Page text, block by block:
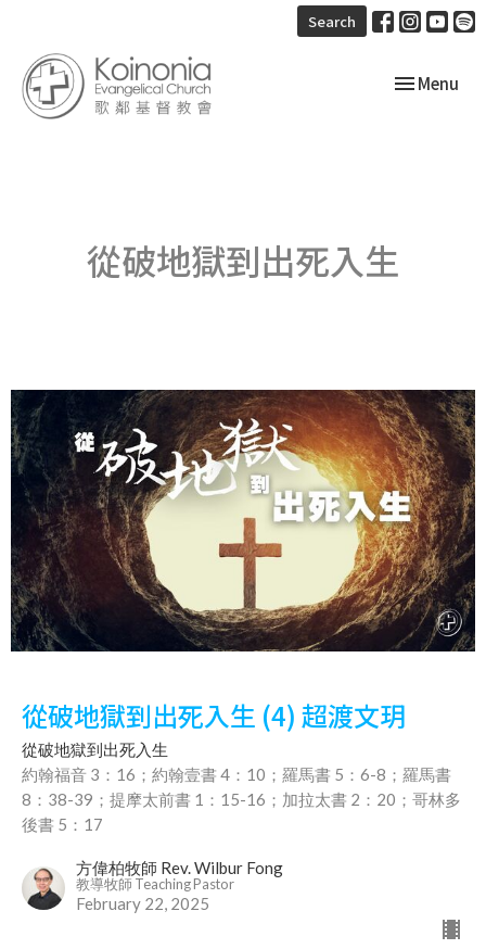
Search
Toggle
Menu
從破地獄到出死入生
從破地獄到出死入生 (4) 超渡文玥
從破地獄到出死入生
約翰福音 3：16；約翰壹書 4：10；羅馬書 5：6-8；羅馬書
8：38-39；提摩太前書 1：15-16；加拉太書 2：20；哥林多
後書 5：17
方偉柏牧師 Rev. Wilbur Fong
教導牧師 Teaching Pastor
February 22, 2025